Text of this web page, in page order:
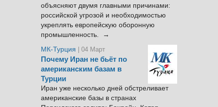
объясняют двумя главными причинами:
российской угрозой и необходимостью
укреплять европейскую оборонную
промышленность. →
МК-Турция
| 04 Март
Почему Иран не бьёт по
американским базам в
Турции
Иран уже несколько дней обстреливает
американские базы в странах